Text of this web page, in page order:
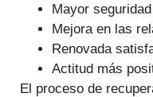
Mayor
Mejora en las
Renovada
Actitud más
El proceso de